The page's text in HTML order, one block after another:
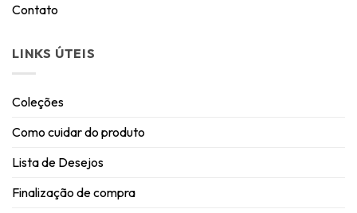
Contato
LINKS ÚTEIS
Coleções
Como cuidar do produto
Lista de Desejos
Finalização de compra